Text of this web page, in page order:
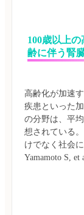
100歳以上
齢に伴う腎
高齢化が加速
疾患といった
の分野は、平
想されている
けでなく社会